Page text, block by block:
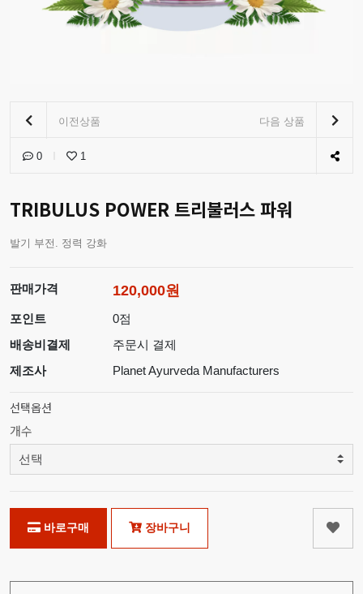
이전상품 다음 상품
0 1
TRIBULUS POWER 트리불러스 파워
발기 부전. 정력 강화
판매가격 120,000원
포인트
0점
배송비결제
주문시 결제
제조사
Planet Ayurveda Manufacturers
선택옵션
개수
바로구매 장바구니